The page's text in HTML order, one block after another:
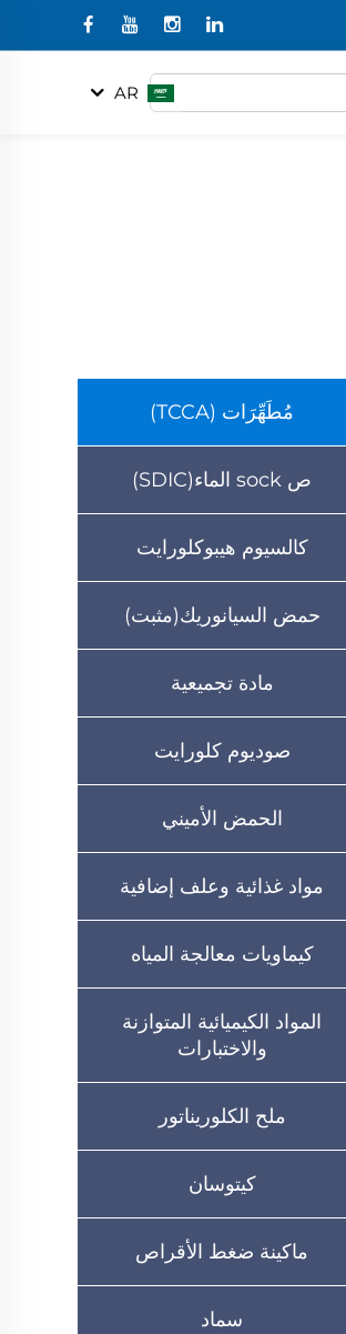
AR
مُطَهِّرَات (TCCA)
ص sock الماء(SDIC)
كالسيوم هيبوكلورايت
حمض السيانوريك(مثبت)
مادة تجميعية
صوديوم كلورايت
الحمض الأميني
مواد غذائية وعلف إضافية
كيماويات معالجة المياه
المواد الكيميائية المتوازنة
والاختبارات
ملح الكلوريناتور
كيتوسان
ماكينة ضغط الأقراص
سماد